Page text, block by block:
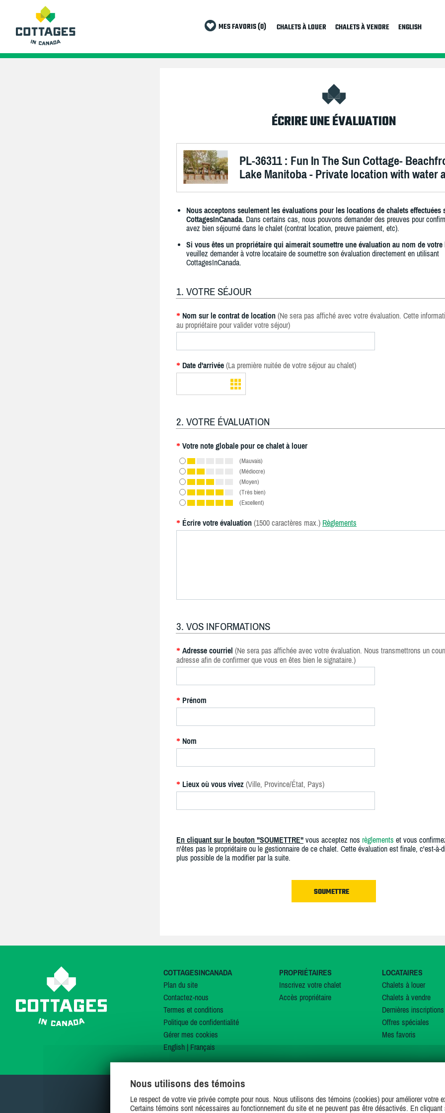
MES FAVORIS (0) CHALETS À LOUER CHALETS À VENDRE ENGLISH
ÉCRIRE UNE ÉVALUATION
PL-36311 : Fun In The Sun Cottage-
Lake Manitoba - Private location with water
Nous acceptons seulement les évaluations pour les locations de chalets effectuées
CottagesInCanada. Dans certains cas, nous pouvons demander des preuves pour
avez bien séjourné dans le chalet (contrat location, preuve paiement, etc).
Si vous êtes un propriétaire qui aimerait soumettre une évaluation au nom de votre
veuillez demander à votre locataire de soumettre son évaluation directement en utilisant
CottagesInCanada.
1. VOTRE SÉJOUR
* Nom sur le contrat de location (Ne sera pas affiché avec votre évaluation. Cette
au propriétaire pour valider votre séjour)
* Date d'arrivée (La première nuitée de votre séjour au chalet)
2. VOTRE ÉVALUATION
* Votre note globale pour ce chalet à louer
(Mauvais)
(Médiocre)
(Moyen)
(Très bien)
(Excellent)
* Écrire votre évaluation (1500 caractères max.) Règlements
3. VOS INFORMATIONS
* Adresse courriel (Ne sera pas affichée avec votre évaluation. Nous transmettrons un
adresse afin de confirmer que vous en êtes bien le signataire.)
* Prénom
* Nom
* Lieux où vous vivez (Ville, Province/État, Pays)
En cliquant sur le bouton "SOUMETTRE" vous acceptez nos règlements et vous
n'êtes pas le propriétaire ou le gestionnaire de ce chalet. Cette évaluation est finale, c'est-à-
plus possible de la modifier par la suite.
COTTAGESINCANADA
Plan du site
Contactez-nous
Termes et conditions
Politique de confidentialité
Gérer mes cookies
English| Français
PROPRIÉTAIRES
Inscrivez votre chalet
Accès propriétaire
LOCATAIRES
Chalets à louer
Chalets à vendre
Dernières inscriptions
Offres spéciales
Mes favoris
SUIVEZ-NOUS SUR
Nous utilisons des témoins
Le respect de votre vie privée compte pour nous. Nous utilisons des témoins (cookies) pour améliorer votre
Certains témoins sont nécessaires au fonctionnement du site et ne peuvent pas être désactivés. En